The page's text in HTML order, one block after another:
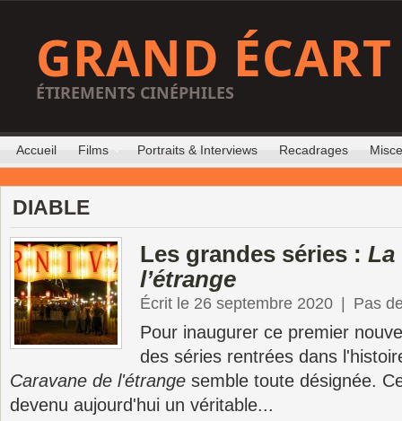
GRAND ÉCART
ÉTIREMENTS CINÉPHILES
Accueil Films Portraits & Interviews Recadrages
DIABLE
Les grandes séries : La
l’étrange
Écrit le 26 septembre 2020 Pas
Pour inaugurer ce premier
des séries rentrées dans
Caravane de l'étrange semble toute désignée.
devenu aujourd'hui un véritable...